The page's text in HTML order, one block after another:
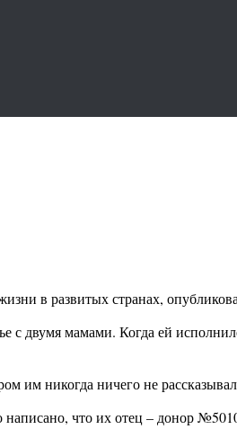
в развитых странах,
с двумя мамами. Когда ей
им никогда ничего не
что их отец – донор